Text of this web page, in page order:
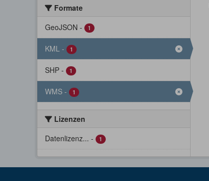
Formate
GeoJSON - 1
KML - 1
SHP - 1
WMS - 1
Lizenzen
Datenlizenz... - 1